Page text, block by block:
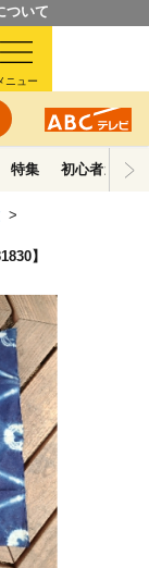
ついて
ニュー
特集 初心者ガイド
】